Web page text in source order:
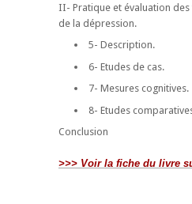
II- Pratique et évaluation
de la dépression.
5- Description.
6- Etudes de cas.
7- Mesures cognitives.
8- Etudes
Conclusion
>>> Voir la fiche du livre